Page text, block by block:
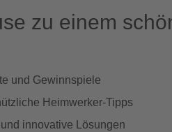
zu einem
und Gewinnspiele
Heimwerker-Tipps
innovative Lösungen